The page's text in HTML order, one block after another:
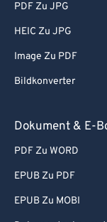
PDF Zu JPG
HEIC Zu JPG
Image Zu PDF
Bildkonverter
Dokument & E-
PDF Zu WORD
EPUB Zu PDF
EPUB Zu MOBI